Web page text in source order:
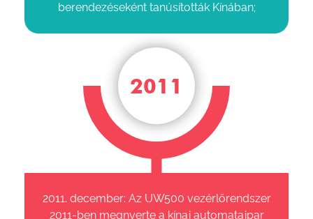
berendezéseként tanúsították Kínában;
2011
2011. december: Az UW500 vezérlőrendszer
2011-ben megnyerte a kínai automataipar